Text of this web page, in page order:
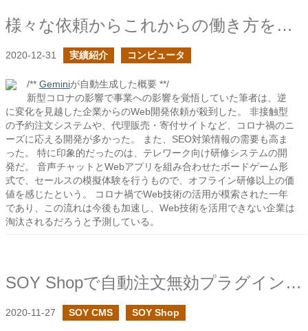
様々な依頼からこれからの働き方を見た
2020-12-31 実績紹介 コンピュータ
/** Geminiが自動生成した概要 **/
新型コロナの影響で事業への影響を覚悟していた筆者は、逆
に変化を見越した企業からのWeb開発依頼が殺到した。 非接触型
の予約注文システムや、代理販売・寄付サイトなど、コロナ禍のニ
ーズに応える開発が多かった。 また、SEO対策情報の需要も高ま
った。 特に印象的だったのは、テレワーク向け研修システムの開
発だ。 音声チャットとWebアプリを組み合わせたボードゲーム形
式で、セールスの模擬体験を行うもので、オフライン研修以上の価
値を感じたという。 コロナ禍でWeb技術の活用が模索された一年
であり、この流れは今後も加速し、Web技術を活用できない企業は
淘汰されるだろうと予測している。
SOY Shopで自動注文無効プラグインを作成しました
2020-11-27 SOY CMS SOY Shop